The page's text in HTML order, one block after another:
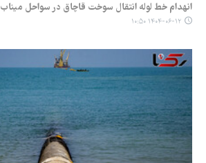
انهدام خط لوله انتقال سوخت قاچاق در سواحل میناب
۱۴۰۴-۰۶-۱۲ ۱۰:۵۰